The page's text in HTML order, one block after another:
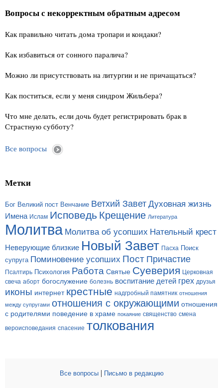
Вопросы с некорректным обратным адресом
Как правильно читать дома тропари и кондаки?
Как избавиться от сонного паралича?
Можно ли присутствовать на литургии и не причащаться?
Как поститься, если у меня синдром Жильбера?
Что мне делать, если дочь будет регистрировать брак в
Страстную субботу?
Все вопросы
Метки
Бог Великий пост Венчание Ветхий Завет Духовная жизнь
Имена Ислам Исповедь Крещение Литература
Молитва Молитва об усопших Нательный крест
Неверующие близкие Новый Завет Пасха Поиск
супруга Поминовение усопших Пост Причастие
Псалтирь Психология Работа Святые Суеверия Церковная
свеча аборт богослужение болезнь воспитание детей грех друзья
иконы интернет крестные надгробный памятник отношения
между супругами отношения с окружающими отношения
с родителями поведение в храме покаяние священство смена
вероисповедания спасение толкования
Все вопросы| Письмо в редакцию